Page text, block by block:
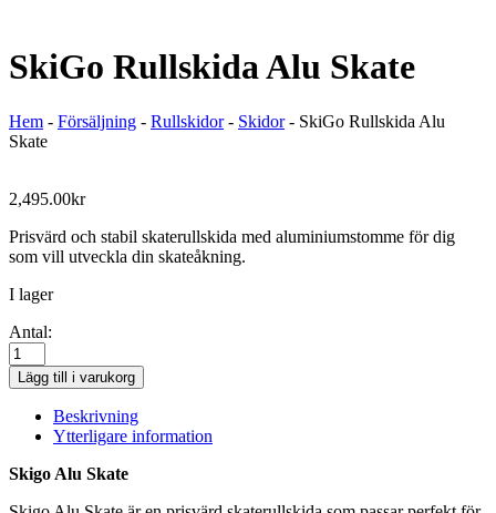
SkiGo Rullskida Alu Skate
Hem - Försäljning - Rullskidor- Skidor- SkiGo Rullskida Alu
Skate
2,495.00kr
Prisvärd och stabil skaterullskida med aluminiumstomme för dig
som vill utveckla din skateåkning.
I lager
Antal:
SkiGo
Rullskida
Alu
Skate
mängd
Lägg till i varukorg
Beskrivning
Ytterligare information
Skigo Alu Skate